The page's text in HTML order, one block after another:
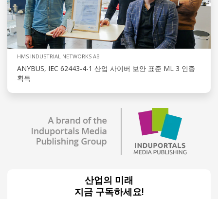
HMS INDUSTRIAL NETWORKS AB
ANYBUS, IEC 62443-4-1 산업 사이버 보안 표준 ML 3 인증
획득
산업의 미래
지금 구독하세요!